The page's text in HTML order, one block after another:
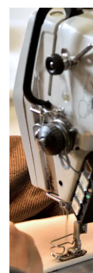
lin,
de
lire
et
lit
nos
de